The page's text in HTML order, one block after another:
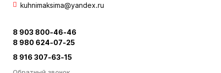
kuhnimaksima@yandex.ru
8 903 800-46-46
8 980 624-07-25
8 916 307-63-15